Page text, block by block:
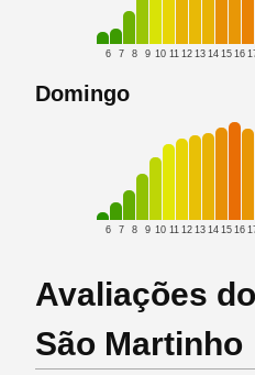
6 7 8 9 10 11 12 13 14 15 16
Domingo
6 7 8 9 10 11 12 13 14 15 16
Avaliações
São Martinho